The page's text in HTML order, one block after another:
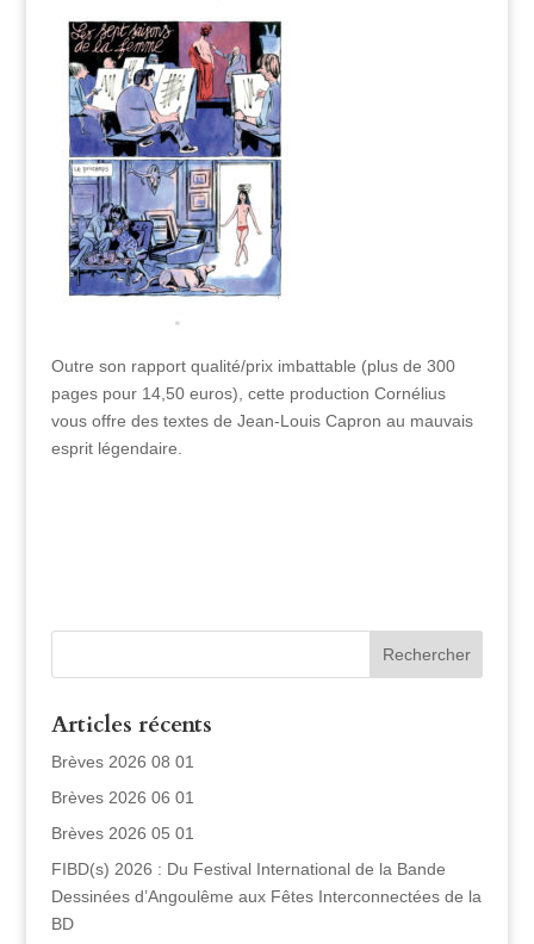
Outre son rapport qualité/prix imbattable (plus de 300
pages pour 14,50 euros), cette production Cornélius
vous offre des textes de Jean-Louis Capron au mauvais
esprit légendaire.
Articles récents
Brèves 2026 08 01
Brèves 2026 06 01
Brèves 2026 05 01
FIBD(s) 2026 : Du Festival International de la Bande
Dessinées d’Angoulême aux Fêtes Interconnectées de la
BD